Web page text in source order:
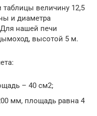
величину 12,5
и диаметра
нашей печи
высотой 5 м.
– 40 см2;
мм, площадь равна 4